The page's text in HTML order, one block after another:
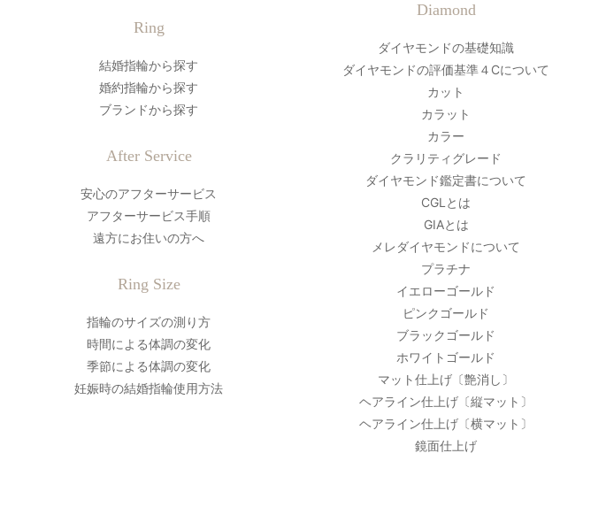
Ring
結婚指輪から探す
婚約指輪から探す
ブランドから探す
After Service
安心のアフターサービス
アフターサービス手順
遠方にお住いの方へ
Ring Size
指輪のサイズの測り方
時間による体調の変化
季節による体調の変化
妊娠時の結婚指輪使用方法
Diamond
ダイヤモンドの基礎知識
ダイヤモンドの評価基準４Cについて
カット
カラット
カラー
クラリティグレード
ダイヤモンド鑑定書について
CGLとは
GIAとは
メレダイヤモンドについて
プラチナ
イエローゴールド
ピンクゴールド
ブラックゴールド
ホワイトゴールド
マット仕上げ〔艶消し〕
ヘアライン仕上げ〔縦マット〕
ヘアライン仕上げ〔横マット〕
鏡面仕上げ